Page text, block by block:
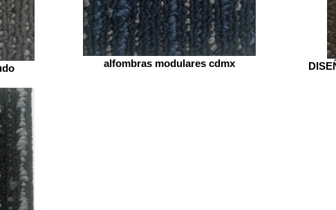
alfombras modulares cdmx